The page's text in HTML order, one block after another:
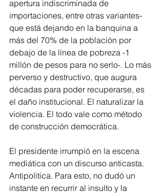
apertura indiscriminada de
importaciones, entre otras variantes-
que está dejando en la banquina a
más del 70% de la población por
debajo de la línea de pobreza -1
millón de pesos para no serlo-. Lo más
perverso y destructivo, que augura
décadas para poder recuperarse, es
el daño institucional. El naturalizar la
violencia. El todo vale como método
de construcción democrática.
El presidente irrumpió en la escena
mediática con un discurso anticasta.
Antipolítica. Para esto, no dudó un
instante en recurrir al insulto y la